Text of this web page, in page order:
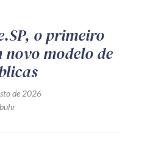
o primeiro
novo modelo de
de 2026